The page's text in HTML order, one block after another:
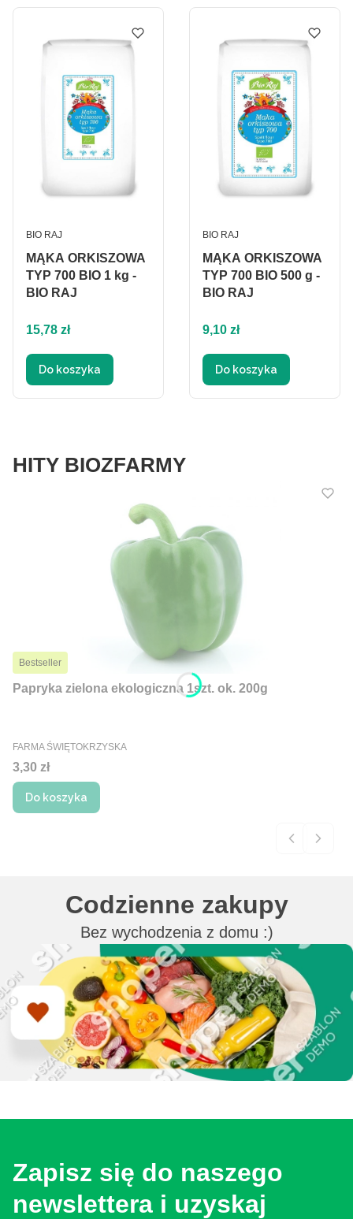
MĄKA ORKISZOWA
TYP 700 BIO 1 kg -
BIO RAJ
PRODUCENT
BIO RAJ
Cena
15,78 zł
Do koszyka
MĄKA ORKISZOWA
TYP 700 BIO 500 g -
BIO RAJ
PRODUCENT
BIO RAJ
Cena
9,10 zł
Do koszyka
HITY BIOZFARMY
Bestseller
Papryka zielona ekologiczna 1szt. ok. 200g
PRODUCENT
FARMA ŚWIĘTOKRZYSKA
Cena
3,30 zł
Do koszyka
Codzienne zakupy
Bez wychodzenia z domu :)
Zapisz się do naszego
newslettera i uzyskaj